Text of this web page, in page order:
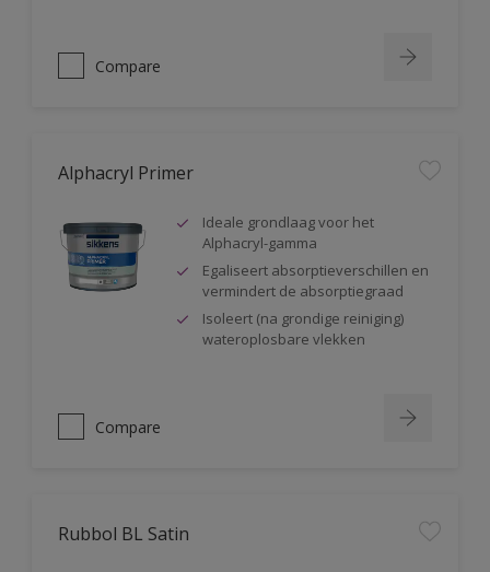
Compare
Alphacryl Primer
Ideale grondlaag voor het
Alphacryl-gamma
Egaliseert absorptieverschillen en
vermindert de absorptiegraad
Isoleert (na grondige reiniging)
wateroplosbare vlekken
Compare
Rubbol BL Satin